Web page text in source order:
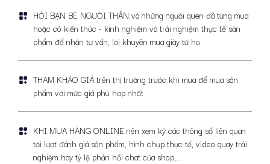
Kết hợp Derby cùng áo vest sẽ giúp tôn lên vẻ đẹp hiện đại đầy cuốn
hút.
HỎI BẠN BÈ NGƯỜI THÂN và những người quen đã từng mua
hoặc có kiến thức - kinh nghiệm và trải nghiệm thực tế sản
phẩm để nhận tư vấn, lời khuyên mua giày từ họ
THAM KHẢO GIÁ trên thị trường trước khi mua để mua sản
phẩm với mức giá phù hợp nhất
KHI MUA HÀNG ONLINE nên xem kỹ các thông số liên quan
tới lượt đánh giá sản phẩm, hình chụp thực tế, video quay trải
nghiệm hay tỷ lệ phản hồi chat của shop,...